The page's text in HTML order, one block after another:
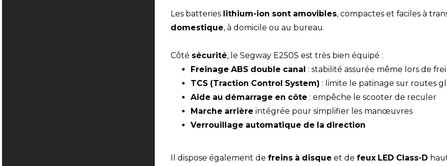
Les batteries lithium-ion sont amovibles, compactes et faciles à
domestique, à domicile ou au bureau.
Côté sécurité, le Segway E250S est très bien équipé :
Freinage ABS double canal : stabilité assurée même lors de
TCS (Traction Control System) : limite le patinage sur routes
Aide au démarrage en côte : empêche le scooter de reculer
Marche arrière intégrée pour simplifier les manœuvres
Verrouillage automatique de la direction
Il dispose également de freins à disque et de feux LED Class-D